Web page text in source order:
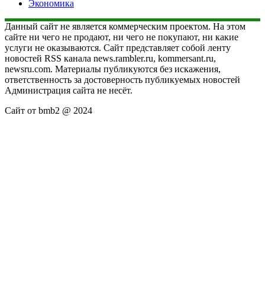
Экономика
Данный сайт не является коммерческим проектом. На этом
сайте ни чего не продают, ни чего не покупают, ни какие
услуги не оказываются. Сайт представляет собой ленту
новостей RSS канала news.rambler.ru, kommersant.ru,
newsru.com. Материалы публикуются без искажения,
ответственность за достоверность публикуемых новостей
Администрация сайта не несёт.
Сайт от bmb2 @ 2024